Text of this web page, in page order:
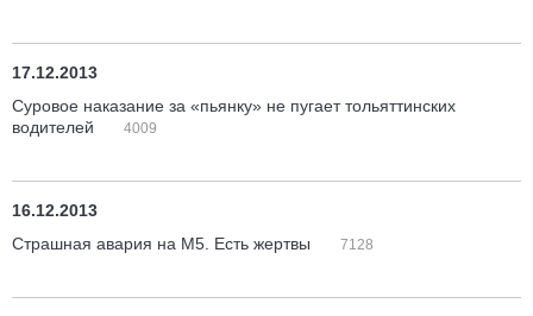
17.12.2013
Суровое наказание за «пьянку» не пугает тольяттинских
водителей
4009
16.12.2013
Страшная авария на М5. Есть жертвы
7128